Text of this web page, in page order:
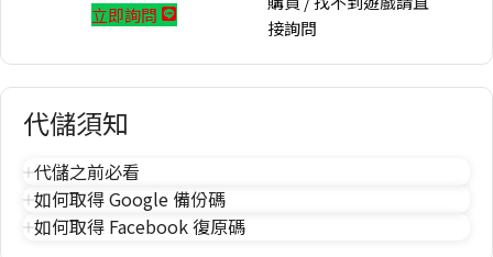
立即詢問
接詢問
代儲須知
代儲之前必看
如何取得 Google 備份碼
如何取得 Facebook 復原碼